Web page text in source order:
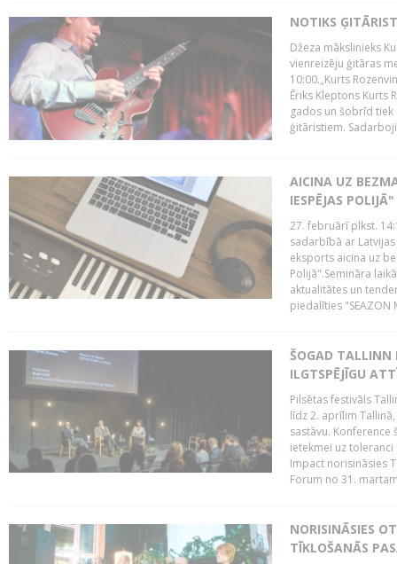
NOTIKS
Džeza mākslinieks
vienreizēju ģitāras
10:00.„Kurts
Ēriks Kleptons Kurts
gados un šobrīd
ģitāristiem.
AICINA UZ
IESPĒJAS POLIJĀ"
27. februārī plkst.
sadarbībā ar
eksports aicina uz
Polijā".Semināra
aktualitātes un
piedalīties "SEAZON
ŠOGAD TALLINN
ILGTSPĒJĪGU
Pilsētas festivāls
līdz 2. aprīlim
sastāvu.
ietekmei uz
Impact norisināsies
Forum no 31.
NORISINĀSIES
TĪKLOŠANĀS